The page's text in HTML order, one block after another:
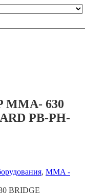
MMA- 630
PB-PH-
, MMA -
BRIDGE